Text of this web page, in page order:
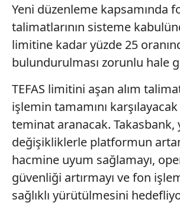
Yeni düzenleme kapsamında
talimatlarının sisteme
limitine kadar yüzde 25
bulundurulması zorunlu hale
TEFAS limitini aşan alım
işlemin tamamını
teminat aranacak. Takasbank,
değişikliklerle platformun
hacmine uyum sağlamayı,
güvenliği artırmayı ve fon
sağlıklı yürütülmesini